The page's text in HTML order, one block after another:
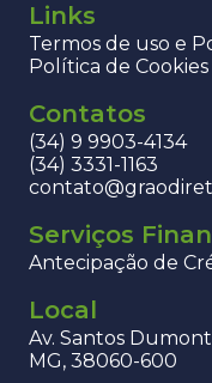
Links
Termos de uso e
Política de Cookies
Contatos
(34) 9 9903-4134
(34) 3331-1163
Serviços
Antecipação de
Local
Av. Santos
MG, 38060-600